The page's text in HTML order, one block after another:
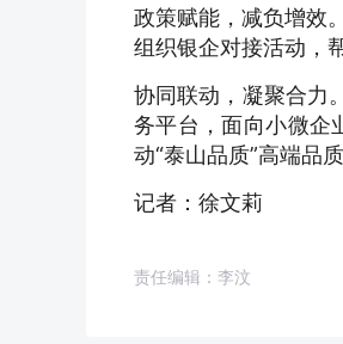
政策赋能，减负增效
组织银企对接活动，
协同联动，凝聚合力
务平台，面向小微企
动“泰山品质”高端品
记者：徐文莉
责任编辑：李汶